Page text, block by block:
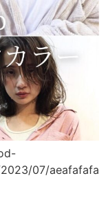
07/aeafafafa